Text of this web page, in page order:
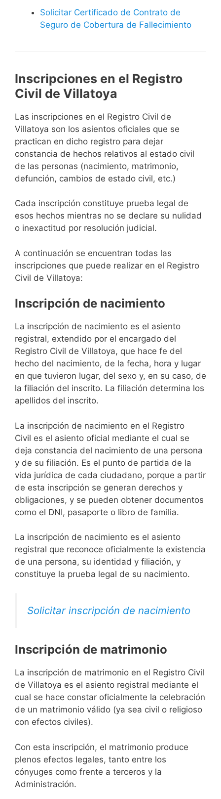
Solicitar Certificado de Contrato de
Seguro de Cobertura de Fallecimiento
Inscripciones en el Registro
Civil de Villatoya
Las inscripciones en el Registro Civil de
Villatoya son los asientos oficiales que se
practican en dicho registro para dejar
constancia de hechos relativos al estado civil
de las personas (nacimiento, matrimonio,
defunción, cambios de estado civil, etc.)
Cada inscripción constituye prueba legal de
esos hechos mientras no se declare su nulidad
o inexactitud por resolución judicial.
A continuación se encuentran todas las
inscripciones que puede realizar en el Registro
Civil de Villatoya:
Inscripción de nacimiento
La inscripción de nacimiento es el asiento
registral, extendido por el encargado del
Registro Civil de Villatoya, que hace fe del
hecho del nacimiento, de la fecha, hora y lugar
en que tuvieron lugar, del sexo y, en su caso, de
la filiación del inscrito. La filiación determina los
apellidos del inscrito.
La inscripción de nacimiento en el Registro
Civil es el asiento oficial mediante el cual se
deja constancia del nacimiento de una persona
y de su filiación. Es el punto de partida de la
vida jurídica de cada ciudadano, porque a partir
de esta inscripción se generan derechos y
obligaciones, y se pueden obtener documentos
como el DNI, pasaporte o libro de familia.
La inscripción de nacimiento es el asiento
registral que reconoce oficialmente la existencia
de una persona, su identidad y filiación, y
constituye la prueba legal de su nacimiento.
Solicitar inscripción de nacimiento
Inscripción de matrimonio
La inscripción de matrimonio en el Registro Civil
de Villatoya es el asiento registral mediante el
cual se hace constar oficialmente la celebración
de un matrimonio válido (ya sea civil o religioso
con efectos civiles).
Con esta inscripción, el matrimonio produce
plenos efectos legales, tanto entre los
cónyuges como frente a terceros y la
Administración.